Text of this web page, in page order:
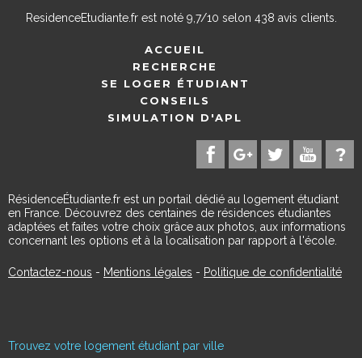
ResidenceEtudiante.frest noté 9,7/10 selon 438 avis clients.
ACCUEIL
RECHERCHE
SE LOGER ÉTUDIANT
CONSEILS
SIMULATION D'APL
RésidenceÉtudiante.fr est un portail dédié au logement étudiant
en France. Découvrez des centaines de résidences étudiantes
adaptées et faites votre choix grâce aux photos, aux informations
concernant les options et à la localisation par rapport à l'école.
Contactez-nous - Mentions légales - Politique de confidentialité
Trouvez votre logement étudiant par ville